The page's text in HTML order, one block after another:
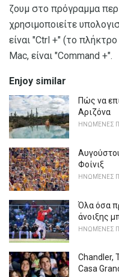
ζουμ στο πρόγραμμα
χρησιμοποιείτε
είναι "Ctrl +" (το
Mac, είναι "Command +".
Enjoy similar
Πώς να
Αριζόνα
ΗΝΩΜΈΝΕΣ
Φοίνιξ
ΗΝΩΜΈΝΕΣ
Όλα όσα
άνοιξης
ΗΝΩΜΈΝΕΣ
Chandler,
Casa